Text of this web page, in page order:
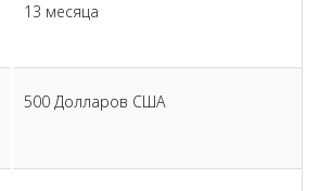
13 месяца
500 Долларов США